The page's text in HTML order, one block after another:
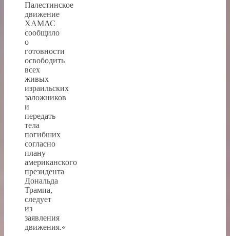
Палестинское
движение
ХАМАС
сообщило
о
готовности
освободить
всех
живых
израильских
заложников
и
передать
тела
погибших
согласно
плану
американского
президента
Дональда
Трампа,
следует
из
заявления
движения.«